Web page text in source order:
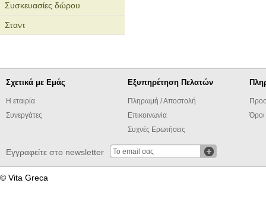
Συσκευασίες δώρου
Σταντ
Σχετικά με Εμάς
Η εταιρία
Συνεργάτες
Εξυπηρέτηση Πελατών
Πληρωμή / Αποστολή
Επικοινωνία
Συχνές Ερωτήσεις
Εγγραφείτε στο newsletter
© Vita Greca